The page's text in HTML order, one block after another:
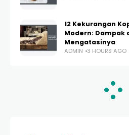
12 Kekurangan
Modern: Dampak
Mengatasinya
ADMIN 3 HOURS AGO